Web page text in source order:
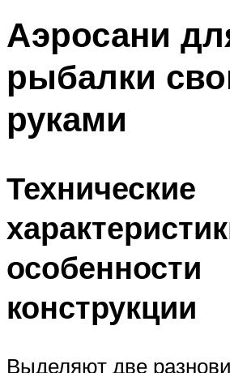
Аэросани
рыбалки
руками
Технические
особенности
конструкции
Выделяют две